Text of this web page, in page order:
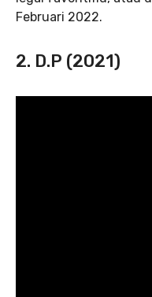
Februari 2022.
2. D.P (2021)